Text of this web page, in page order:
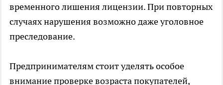
временного лишения лицензии. При повторных
случаях нарушения возможно даже уголовное
преследование.
Предпринимателям стоит уделять особое
внимание проверке возраста покупателей,